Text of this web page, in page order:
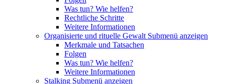
Was tun? Wie helfen?
Rechtliche Schritte
Weitere Informationen
Organisierte und rituelle Gewalt Submenü anzeigen
Merkmale und Tatsachen
Folgen
Was tun? Wie helfen?
Weitere Informationen
Stalking Submenü anzeigen